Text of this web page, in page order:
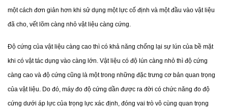
một cách đơn giản hơn khi sử dụng một lực cố định và một đầu vào vật liệu
đã cho, vết lõm càng nhỏ vật liệu càng cứng.
Độ cứng của vật liệu càng cao thì có khả năng chống lại sự lún của bề mặt
khi có vật tác dụng vào càng lớn. Vật liệu có độ lún càng nhỏ thì độ cứng
càng cao và độ cứng cũng là một trong những đặc trưng cơ bản quan trọng
của vật liệu. Do đó, máy đo độ cứng dần được ra đời có chức năng đo độ
cứng dưới áp lực của trọng lực xác định, đóng vai trò vô cùng quan trọng